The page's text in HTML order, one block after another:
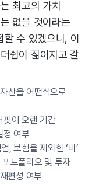
최고의 가치
없을 것이라는
수 있겠으니, 이
쉽이 짊어지고 갈
산을 어떤식으로
핏이 오랜 기간
정 여부
, 보험을 제외한 ‘비’
트폴리오 및 투자
편성 여부